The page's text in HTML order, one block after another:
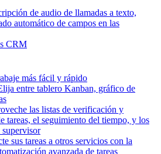
de audio de llamadas a texto,
automático de campos en las
CRM
más fácil y rápido
entre tablero Kanban, gráfico de
las listas de verificación y
tareas, el seguimiento del tiempo, y los
sus tareas a otros servicios con la
avanzada de tareas